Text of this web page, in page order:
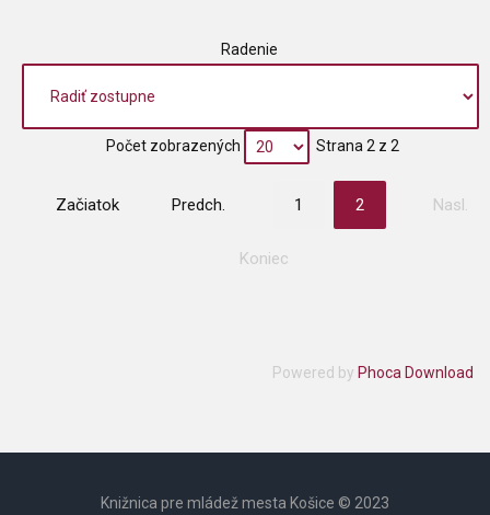
Radenie
Počet zobrazených Strana 2 z 2
Začiatok Predch. 1 2 Nasl.
Koniec
Powered by Phoca Download
Knižnica pre mládež mesta Košice © 2023